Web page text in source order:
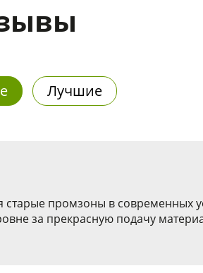
Лучшие
промзоны в современных
за прекрасную подачу